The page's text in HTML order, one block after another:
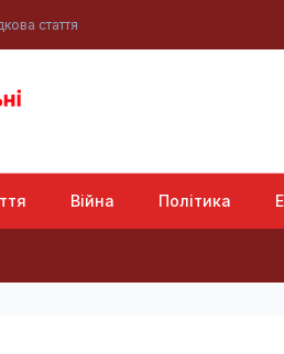
стаття
Війна Політика